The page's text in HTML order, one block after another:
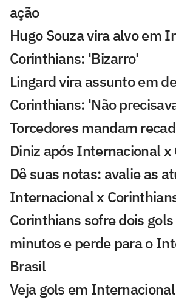
ação
Hugo Souza vira alvo em
Corinthians: 'Bizarro'
Lingard vira assunto em
Corinthians: 'Não
Torcedores mandam
Diniz após Internacional x
Dê suas notas: avalie as
Internacional x
Corinthians sofre dois
minutos e perde para o
Brasil
Veja gols em